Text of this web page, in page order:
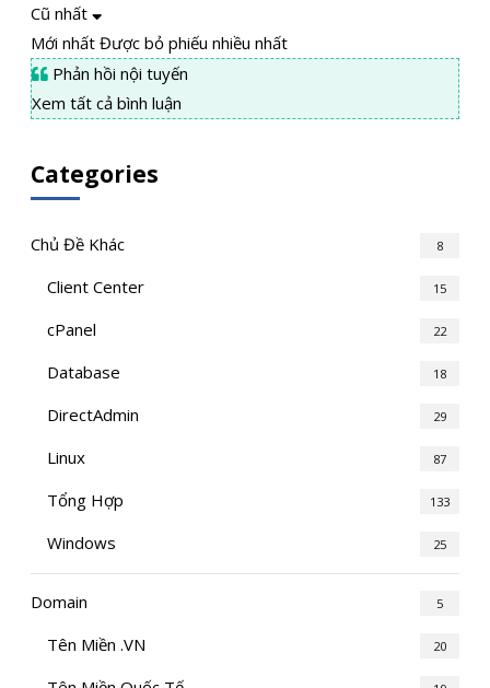
Cũ nhất
Mới nhất Được bỏ phiếu nhiều nhất
Phản hồi nội tuyến
Xem tất cả bình luận
Categories
Chủ Đề Khác 8
Client Center 15
cPanel 22
Database 18
DirectAdmin 29
Linux 87
Tổng Hợp 133
Windows 25
Domain 5
Tên Miền .VN 20